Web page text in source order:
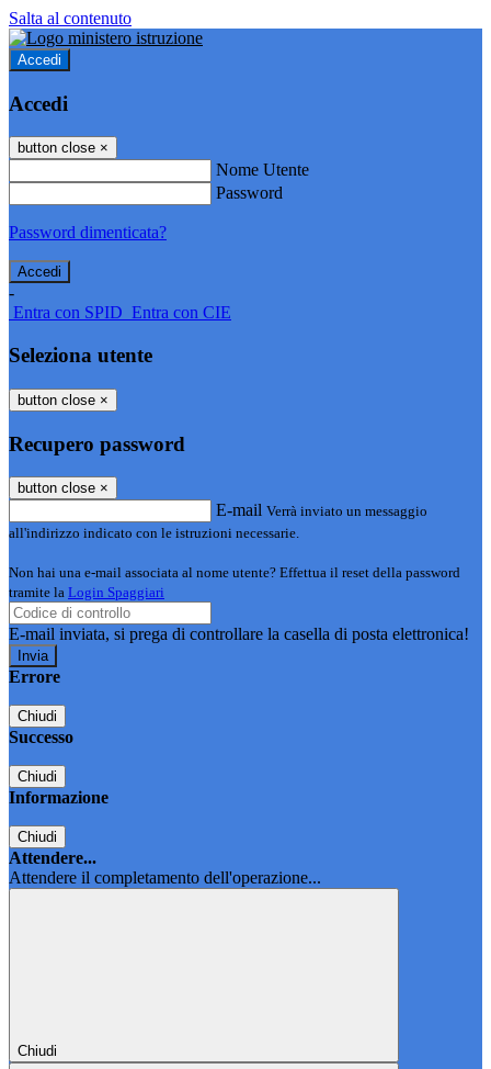
Salta al contenuto
Accedi
Accedi
button close ×
Nome Utente
Password
Password dimenticata?
-
Entra con SPID Entra con CIE
Seleziona utente
button close ×
Recupero password
button close ×
E-mail Verrà inviato un messaggio
all'indirizzo indicato con le istruzioni necessarie.
Non hai una e-mail associata al nome utente? Effettua il reset della password
tramite la Login Spaggiari
E-mail inviata, si prega di controllare la casella di posta elettronica!
Errore
Chiudi
Successo
Chiudi
Informazione
Chiudi
Attendere...
Attendere il completamento dell'operazione...
Chiudi